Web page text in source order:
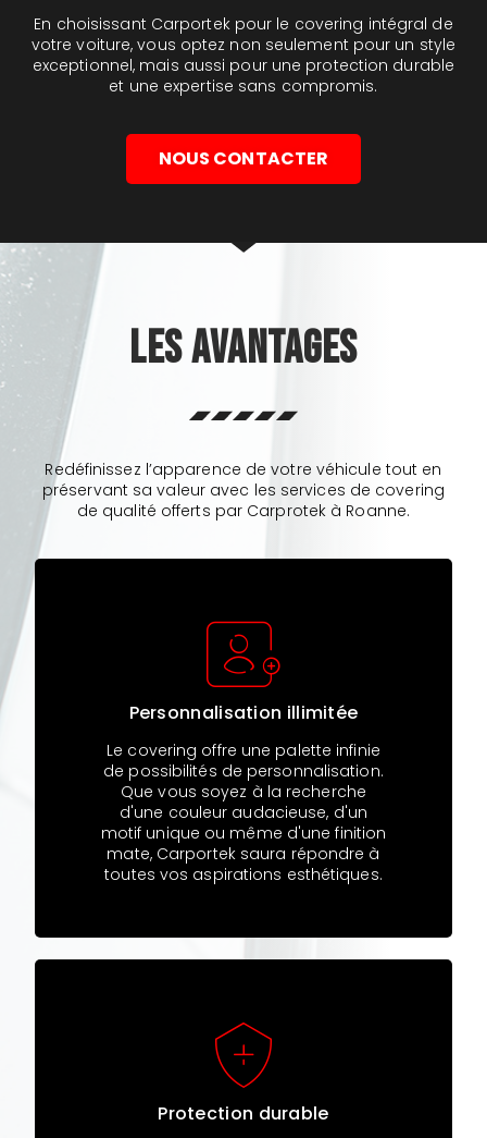
En choisissant Carportek pour le covering intégral de
votre voiture, vous optez non seulement pour un style
exceptionnel, mais aussi pour une protection durable
et une expertise sans compromis.
NOUS CONTACTER
Les Avantages
Redéfinissez l’apparence de votre véhicule tout en
préservant sa valeur avec les services de covering
de qualité offerts par Carprotek à Roanne.
Personnalisation illimitée
Le covering offre une palette infinie
de possibilités de personnalisation.
Que vous soyez à la recherche
d'une couleur audacieuse, d'un
motif unique ou même d'une finition
mate, Carportek saura répondre à
toutes vos aspirations esthétiques.
Protection durable